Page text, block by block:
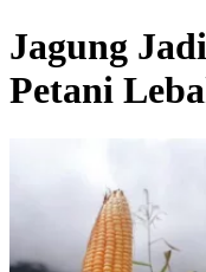
Jagung
Petani